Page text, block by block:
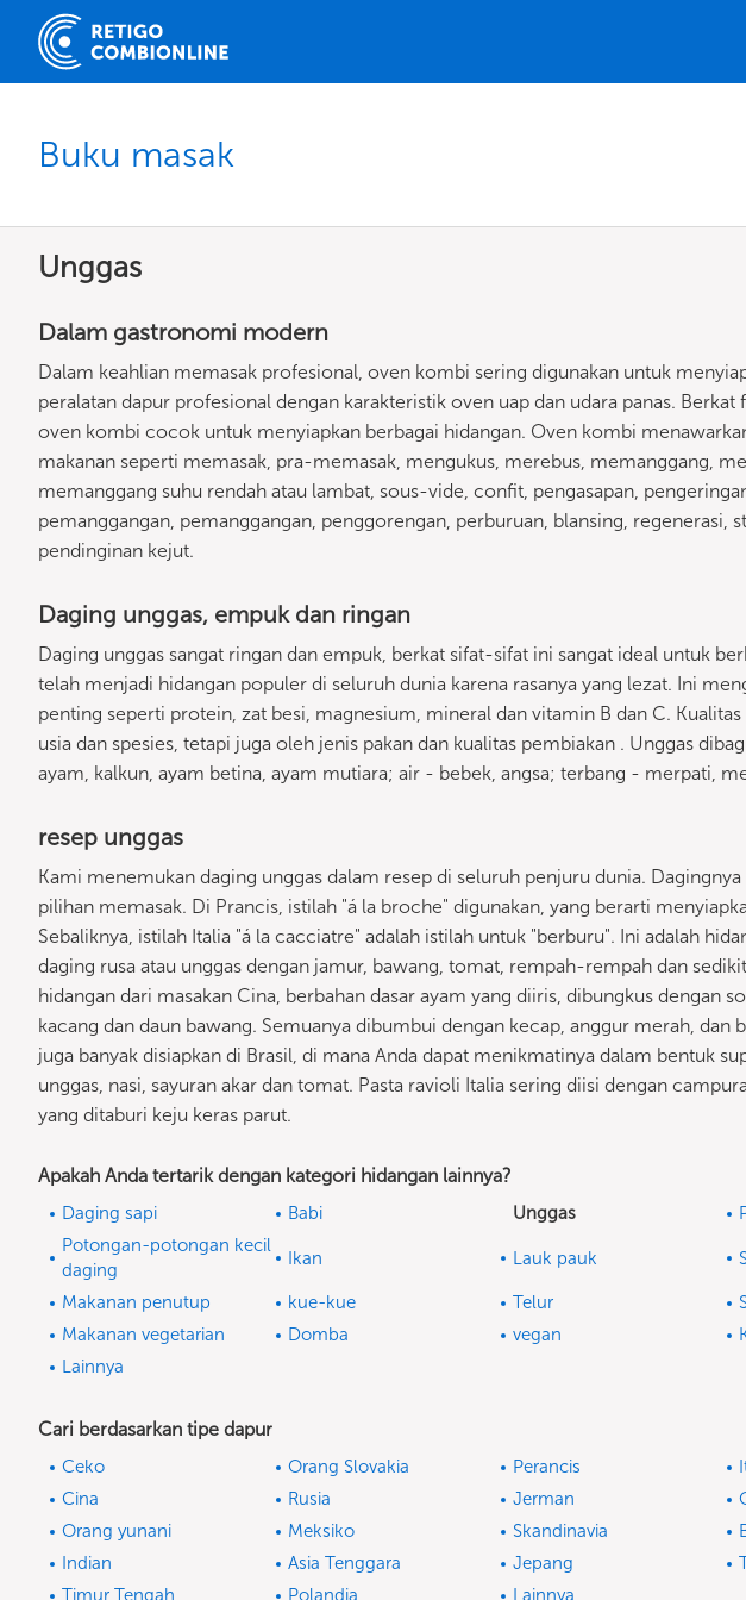
Buku masak
Unggas
Dalam gastronomi modern
Dalam keahlian memasak profesional, oven kombi sering digunakan untuk
peralatan dapur profesional dengan karakteristik oven uap dan udara panas. Berkat
oven kombi cocok untuk menyiapkan berbagai hidangan. Oven kombi
makanan seperti memasak, pra-memasak, mengukus, merebus, memanggang,
memanggang suhu rendah atau lambat, sous-vide, confit, pengasapan,
pemanggangan, pemanggangan, penggorengan, perburuan, blansing, regenerasi,
pendinginan kejut.
Daging unggas, empuk dan ringan
Daging unggas sangat ringan dan empuk, berkat sifat-sifat ini sangat ideal untuk
telah menjadi hidangan populer di seluruh dunia karena rasanya yang lezat. Ini
penting seperti protein, zat besi, magnesium, mineral dan vitamin B dan C.
usia dan spesies, tetapi juga oleh jenis pakan dan kualitas pembiakan . Unggas
ayam, kalkun, ayam betina, ayam mutiara; air - bebek, angsa; terbang - merpati,
resep unggas
Kami menemukan daging unggas dalam resep di seluruh penjuru dunia.
pilihan memasak. Di Prancis, istilah "á la broche" digunakan, yang berarti
Sebaliknya, istilah Italia "á la cacciatre" adalah istilah untuk "berburu". Ini adalah
daging rusa atau unggas dengan jamur, bawang, tomat, rempah-rempah dan
hidangan dari masakan Cina, berbahan dasar ayam yang diiris, dibungkus dengan
kacang dan daun bawang. Semuanya dibumbui dengan kecap, anggur merah, dan
juga banyak disiapkan di Brasil, di mana Anda dapat menikmatinya dalam bentuk
unggas, nasi, sayuran akar dan tomat. Pasta ravioli Italia sering diisi dengan
yang ditaburi keju keras parut.
Apakah Anda tertarik dengan kategori hidangan lainnya?
Daging sapi Babi Unggas
Potongan-potongan kecil
daging
Ikan Lauk pauk
Makanan penutup kue-kue Telur
Makanan vegetarian
Domba vegan
Lainnya
Cari berdasarkan tipe dapur
Ceko Orang Slovakia Perancis
Cina
Rusia Jerman
Orang yunani
Meksiko Skandinavia
Indian
Asia Tenggara Jepang
Timur Tengah
Polandia Lainnya